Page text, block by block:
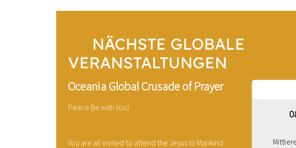
NÄCHSTE GLOBALE
VERANSTALTUNGEN
Oceania Global Crusade of Prayer
Peace Be with You!
You are all invited to attend the Jesus to Mankind